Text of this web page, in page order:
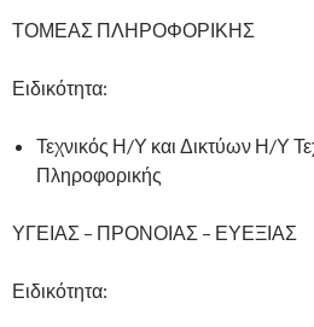
ΤΟΜΕΑΣ ΠΛΗΡΟΦΟΡΙΚΗΣ
Ειδικότητα:
Τεχνικός Η/Υ και Δικτύων Η/Υ
Πληροφορικής
ΥΓΕΙΑΣ – ΠΡΟΝΟΙΑΣ – ΕΥΕΞΙΑΣ
Ειδικότητα: